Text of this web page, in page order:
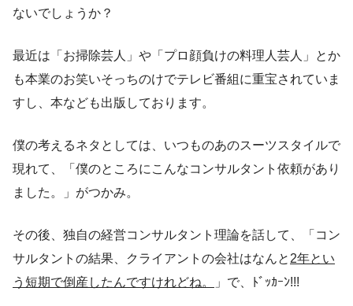
ないでしょうか？
最近は「お掃除芸人」や「プロ顔負けの料理人芸人」とか
も本業のお笑いそっちのけでテレビ番組に重宝されていま
すし、本なども出版しております。
僕の考えるネタとしては、いつものあのスーツスタイルで
現れて、「僕のところにこんなコンサルタント依頼があり
ました。」がつかみ。
その後、独自の経営コンサルタント理論を話して、「コン
サルタントの結果、クライアントの会社はなんと 2年とい
う短期で倒産したんですけれどね。
」で、ﾄﾞｯｶｰﾝ!!!